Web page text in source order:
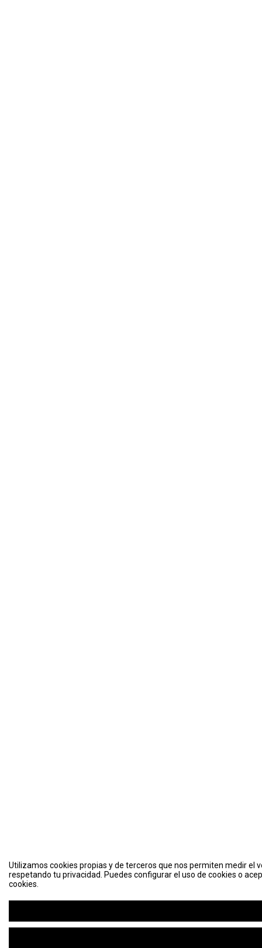
Utilizamos cookies propias y de terceros que nos permiten medir el
respetando tu privacidad. Puedes configurar el uso de cookies o
cookies.